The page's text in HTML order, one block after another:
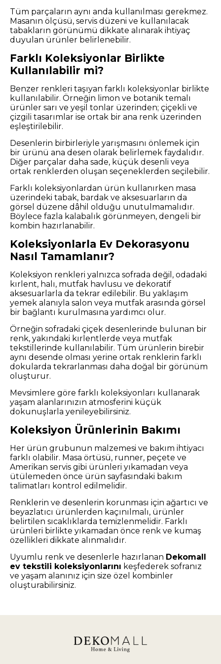
Tüm parçaların aynı anda kullanılması gerekmez.
Masanın ölçüsü, servis düzeni ve kullanılacak
tabakların görünümü dikkate alınarak ihtiyaç
duyulan ürünler belirlenebilir.
Farklı Koleksiyonlar Birlikte
Kullanılabilir mi?
Benzer renkleri taşıyan farklı koleksiyonlar birlikte
kullanılabilir. Örneğin limon ve botanik temalı
ürünler sarı ve yeşil tonlar üzerinden; çiçekli ve
çizgili tasarımlar ise ortak bir ana renk üzerinden
eşleştirilebilir.
Desenlerin birbirleriyle yarışmasını önlemek için
bir ürünü ana desen olarak belirlemek faydalıdır.
Diğer parçalar daha sade, küçük desenli veya
ortak renklerden oluşan seçeneklerden seçilebilir.
Farklı koleksiyonlardan ürün kullanırken masa
üzerindeki tabak, bardak ve aksesuarların da
görsel düzene dâhil olduğu unutulmamalıdır.
Böylece fazla kalabalık görünmeyen, dengeli bir
kombin hazırlanabilir.
Koleksiyonlarla Ev Dekorasyonu
Nasıl Tamamlanır?
Koleksiyon renkleri yalnızca sofrada değil, odadaki
kırlent, halı, mutfak havlusu ve dekoratif
aksesuarlarla da tekrar edilebilir. Bu yaklaşım
yemek alanıyla salon veya mutfak arasında görsel
bir bağlantı kurulmasına yardımcı olur.
Örneğin sofradaki çiçek desenlerinde bulunan bir
renk, yakındaki kırlentlerde veya mutfak
tekstillerinde kullanılabilir. Tüm ürünlerin birebir
aynı desende olması yerine ortak renklerin farklı
dokularda tekrarlanması daha doğal bir görünüm
oluşturur.
Mevsimlere göre farklı koleksiyonları kullanarak
yaşam alanlarınızın atmosferini küçük
dokunuşlarla yenileyebilirsiniz.
Koleksiyon Ürünlerinin Bakımı
Her ürün grubunun malzemesi ve bakım ihtiyacı
farklı olabilir. Masa örtüsü, runner, peçete ve
Amerikan servis gibi ürünleri yıkamadan veya
ütülemeden önce ürün sayfasındaki bakım
talimatları kontrol edilmelidir.
Renklerin ve desenlerin korunması için ağartıcı ve
beyazlatıcı ürünlerden kaçınılmalı, ürünler
belirtilen sıcaklıklarda temizlenmelidir. Farklı
ürünleri birlikte yıkamadan önce renk ve kumaş
özellikleri dikkate alınmalıdır.
Uyumlu renk ve desenlerle hazırlanan Dekomall
ev tekstili koleksiyonlarını keşfederek sofranız
ve yaşam alanınız için size özel kombinler
oluşturabilirsiniz.